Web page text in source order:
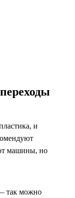
и
машины, но
так можно